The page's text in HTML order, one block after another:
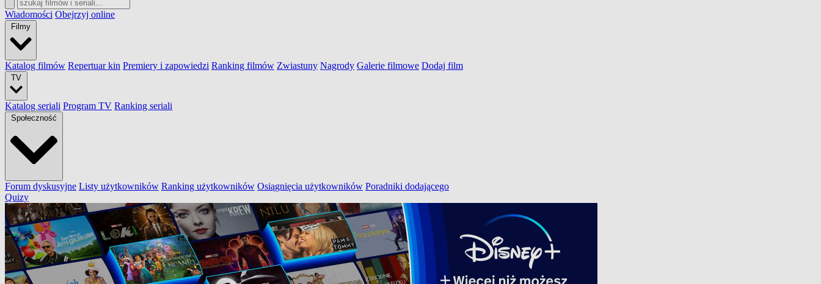
Wiadomości Obejrzyj online
Filmy
Katalog filmów Repertuar kin Premiery i zapowiedzi Ranking filmów Zwiastuny Nagrody Galerie filmowe Dodaj film
TV
Katalog seriali Program TV Ranking seriali
Społeczność
Forum dyskusyjne Listy użytkowników Ranking użytkowników Osiągnięcia użytkowników Poradniki dodającego
Quizy